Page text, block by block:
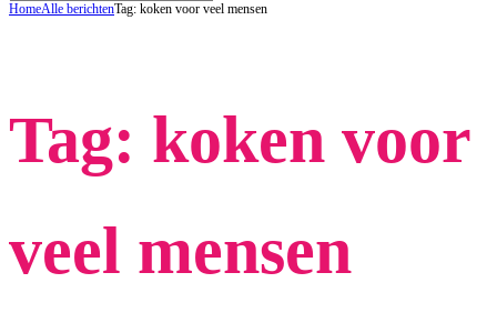
Tag: koken voor
veel mensen
HomeAlle berichtenTag: koken voor veel mensen